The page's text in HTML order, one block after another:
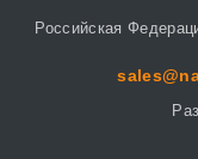
Российская